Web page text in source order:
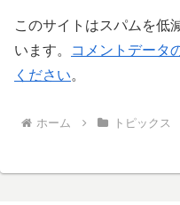
このサイトはスパムを低
います。
コメントデータ
ください。
ホーム トピックス